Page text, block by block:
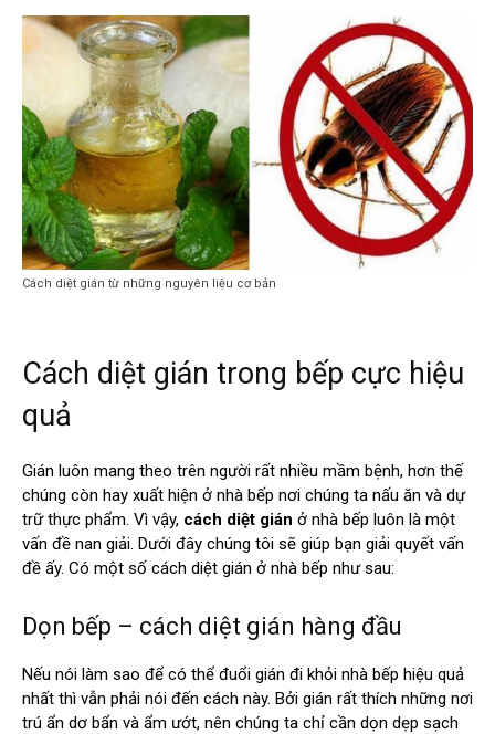
Cách diệt gián từ những nguyên liệu cơ bản
Cách diệt gián trong bếp cực hiệu
quả
Gián luôn mang theo trên người rất nhiều mầm bệnh, hơn thế
chúng còn hay xuất hiện ở nhà bếp nơi chúng ta nấu ăn và dự
trữ thực phẩm. Vì vậy, cách diệt gián ở nhà bếp luôn là một
vấn đề nan giải. Dưới đây chúng tôi sẽ giúp bạn giải quyết vấn
đề ấy. Có một số cách diệt gián ở nhà bếp như sau:
Dọn bếp – cách diệt gián hàng đầu
Nếu nói làm sao để có thể đuổi gián đi khỏi nhà bếp hiệu quả
nhất thì vẫn phải nói đến cách này. Bởi gián rất thích những nơi
trú ẩn dơ bẩn và ẩm ướt, nên chúng ta chỉ cần dọn dẹp sạch